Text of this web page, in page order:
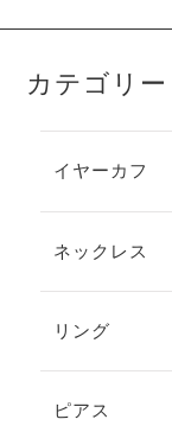
カテゴリー
イヤーカフ
ネックレス
リング
ピアス